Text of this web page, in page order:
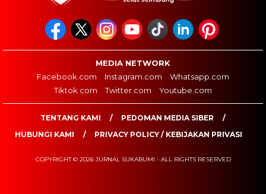
MEDIA NETWORK
Facebook.com
Instagram.com
Whatsapp.com
Tiktok.com
Twitter.com Youtube.com
TENTANG KAMI
PEDOMAN MEDIA SIBER
HUBUNGI KAMI
PRIVACY POLICY / KEBIJAKAN PRIVASI
COPYRIGHT © 2026 JURNAL SUKABUMI - ALL RIGHTS RESERVED